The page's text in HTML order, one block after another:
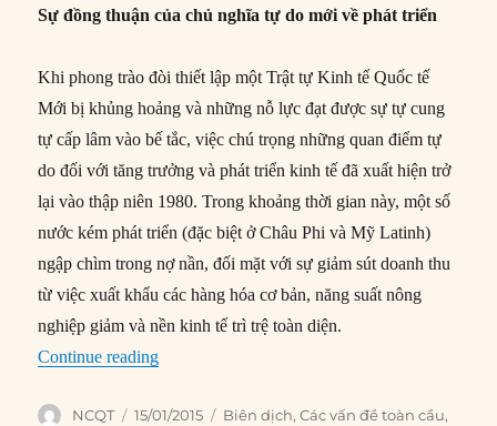
Sự đồng thuận của chủ nghĩa tự do mới về phát triển
Khi phong trào đòi thiết lập một Trật tự Kinh tế Quốc tế
Mới bị khủng hoảng và những nỗ lực đạt được sự tự cung
tự cấp lâm vào bế tắc, việc chú trọng những quan điểm tự
do đối với tăng trưởng và phát triển kinh tế đã xuất hiện trở
lại vào thập niên 1980. Trong khoảng thời gian này, một số
nước kém phát triển (đặc biệt ở Châu Phi và Mỹ Latinh)
ngập chìm trong nợ nần, đối mặt với sự giảm sút doanh thu
từ việc xuất khẩu các hàng hóa cơ bản, năng suất nông
nghiệp giảm và nền kinh tế trì trệ toàn diện.
Continue reading“#238- Chênh lệch Bắc – Nam: Hai bộ mặt của
Author
NCQT
Posted
15/01/2015 Categories
Biên dịch,Các vấn đề toàn cầu,